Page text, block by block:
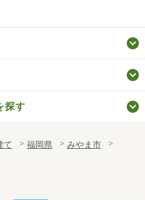
探す
て 福岡県
みやま市